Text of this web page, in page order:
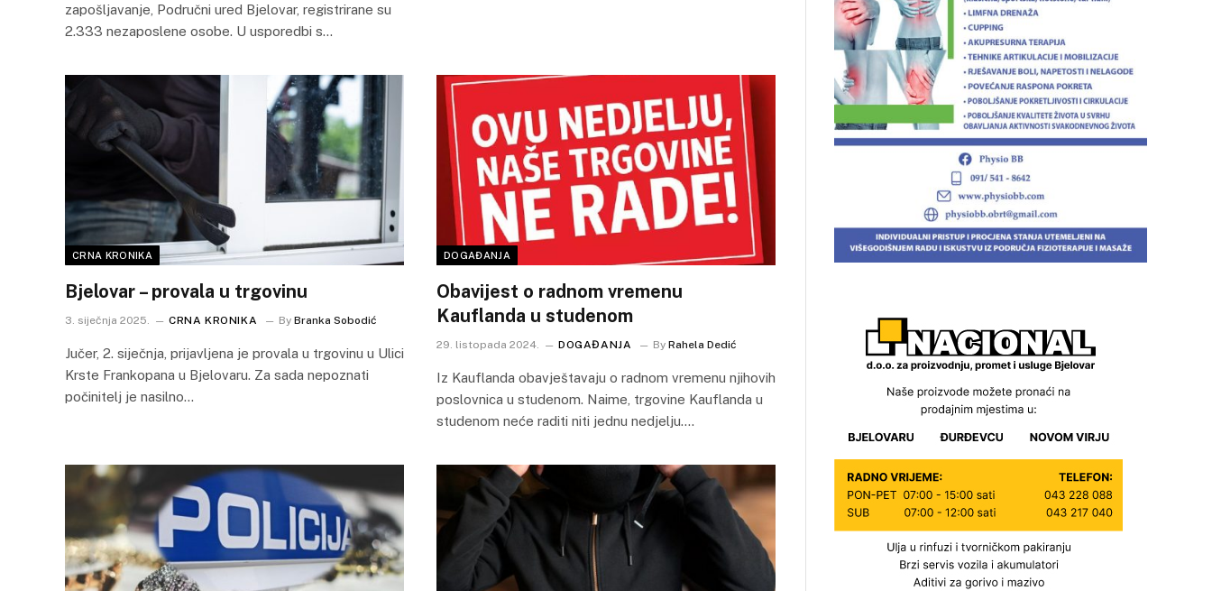
zapošljavanje, Područni ured Bjelovar, registrirane su
2.333 nezaposlene osobe. U usporedbi s…
CRNA KRONIKA
Bjelovar – provala u trgovinu
3. siječnja 2025. CRNA KRONIKA By Branka Sobodić
Jučer, 2. siječnja, prijavljena je provala u trgovinu u Ulici
Krste Frankopana u Bjelovaru. Za sada nepoznati
počinitelj je nasilno…
DOGAĐANJA
Obavijest o radnom vremenu
Kauflanda u studenom
29. listopada 2024. DOGAĐANJA By Rahela Dedić
Iz Kauflanda obavještavaju o radnom vremenu njihovih
poslovnica u studenom. Naime, trgovine Kauflanda u
studenom neće raditi niti jednu nedjelju.…